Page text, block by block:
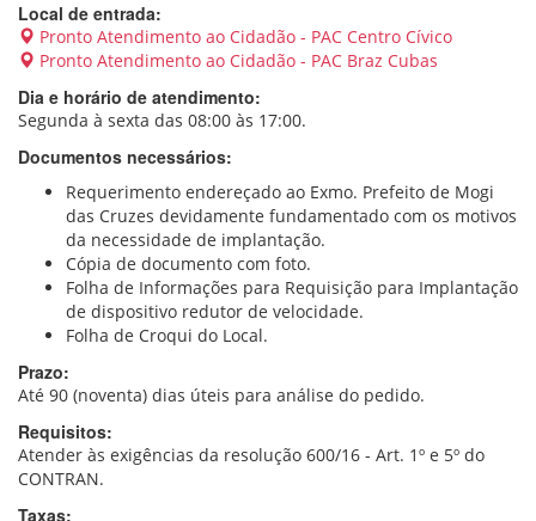
Local de entrada:
Pronto Atendimento ao Cidadão - PAC Centro Cívico
Pronto Atendimento ao Cidadão - PAC Braz Cubas
Dia e horário de atendimento:
Segunda à sexta das 08:00 às 17:00.
Documentos necessários:
Requerimento endereçado ao Exmo. Prefeito de Mogi
das Cruzes devidamente fundamentado com os motivos
da necessidade de implantação.
Cópia de documento com foto.
Folha de Informações para Requisição para Implantação
de dispositivo redutor de velocidade.
Folha de Croqui do Local.
Prazo:
Até 90 (noventa) dias úteis para análise do pedido.
Requisitos:
Atender às exigências da resolução 600/16 - Art. 1º e 5º do
CONTRAN.
Taxas: